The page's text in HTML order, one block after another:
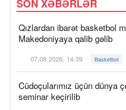
SON XƏBƏRLƏR
Qızlardan ibarət basketbol
Makedoniyaya qalib gəlib
07.08.2026, 14:39 Basketbol
Cüdoçularımız üçün dünya
seminar keçirilib